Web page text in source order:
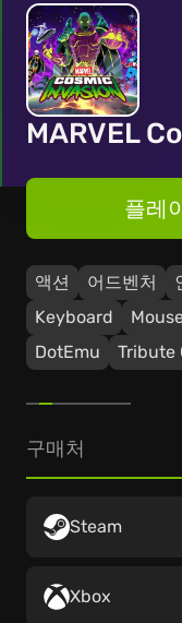
MARVEL
액션 어드벤처
Keyboard
DotEmu
Tribute
플레
구매처
Steam
Xbox